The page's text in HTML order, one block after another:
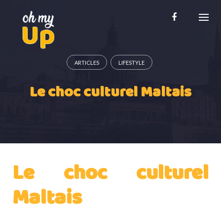
content
ARTICLES LIFESTYLE
Le choc culturel Maltais
Le choc culturel
Maltais